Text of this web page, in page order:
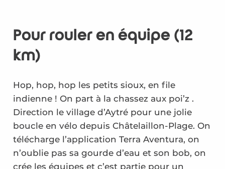
Pour rouler en équipe (12
km)
Hop, hop, hop les petits sioux, en file
indienne ! On part à la chassez aux poi’z .
Direction le village d’Aytré pour une jolie
boucle en vélo depuis Châtelaillon-Plage. On
télécharge l’application Terra Aventura, on
n’oublie pas sa gourde d’eau et son bob, on
crée les équipes et c’est partie pour un